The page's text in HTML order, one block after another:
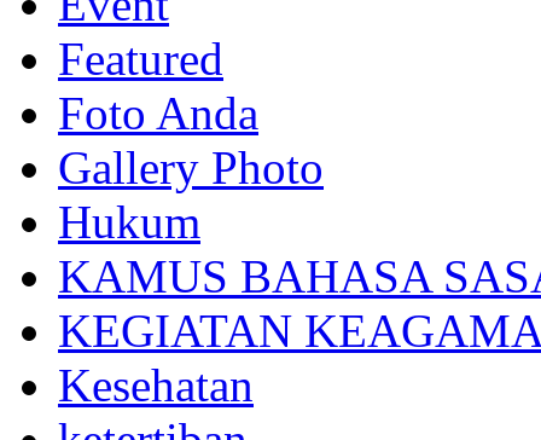
Featured
Foto Anda
Gallery Photo
Hukum
KAMUS BAHASA
KEGIATAN
Kesehatan